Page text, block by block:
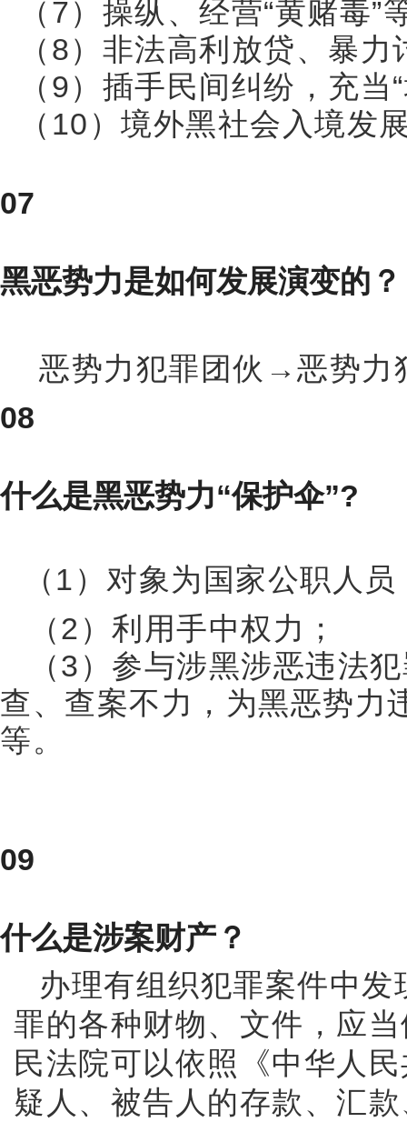
（7）操纵、经营“黄赌毒”
（8）非法高利放贷、暴力
（9）插手民间纠纷，充当
（10）境外黑社会入境发
07
黑恶势力是如何发展演变的？
恶势力犯罪团伙→恶势力
08
什么是黑恶势力“保护伞”?
（1）对象为国家公职人员
（2）利用手中权力；
（3）参与涉黑涉恶违法
查、查案不力，为黑恶势力
等。
09
什么是涉案财产？
办理有组织犯罪案件中
罪的各种财物、文件，应
民法院可以依照《中华人
疑人、被告人的存款、汇